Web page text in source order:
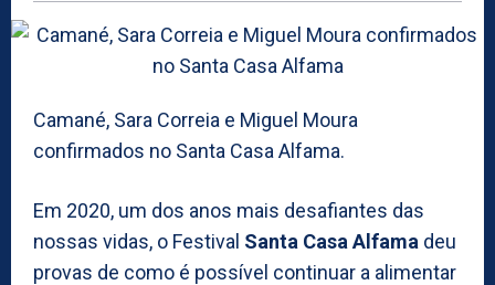
Camané, Sara Correia e Miguel Moura
confirmados no Santa Casa Alfama.
Em 2020, um dos anos mais desafiantes das
nossas vidas, o Festival Santa Casa Alfama deu
provas de como é possível continuar a alimentar